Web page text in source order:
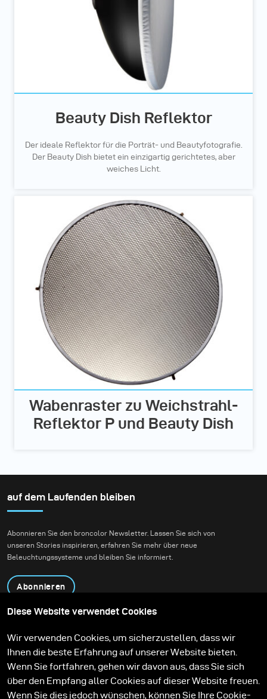
Beauty Dish Reflektor
Der ideale Reflektor für die Porträt- und Beautyfotografie.
Der Beauty Dish bietet ein einzigartig gerichtetes, aber
weiches Licht.
Wabenraster zu Weichstrahl-
Reflektor P und Beauty Dish
auf dem Laufenden bleiben
Abonnieren Sie den broncolor Newsletter. Lassen Sie sich von
unseren Stories inspirieren, erfahren Sie mehr über neue
Beleuchtungssysteme und bleiben Sie informiert.
Abonnieren
Kontakt
Technologien
Contribute to our blog
Lernen
Support
Karriere
Media Center
Diese Website verwendet Cookies
Wir verwenden Cookies, um sicherzustellen, dass wir
Ihnen die beste Erfahrung auf unserer Website bieten.
Wenn Sie fortfahren, gehen wir davon aus, dass Sie sich
über den Empfang aller Cookies auf dieser Website freuen.
Wenn Sie dies jedoch wünschen, können Sie Ihre Cookie-